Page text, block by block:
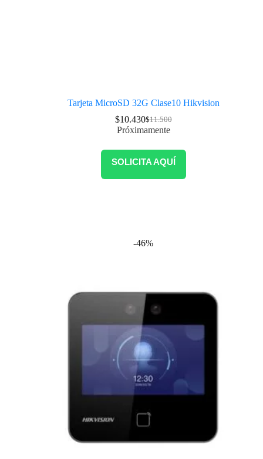
Tarjeta MicroSD 32G Clase10 Hikvision
$11.500
$10.430
Próximamente
SOLICITA AQUÍ
-46%